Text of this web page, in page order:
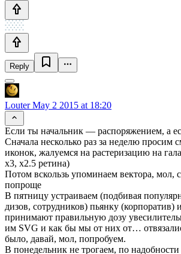
Reply
LouterMay 2 2015 at 18:20
Если ты начальник — распоряжением, а
Сначала несколько раз за неделю просим
иконок, жалуемся на растеризацию на
х3, х2.5 ретина)
Потом вскользь упоминаем вектора, мол,
попроще
В пятницу устраиваем (подбивая
дизов, сотрудников) пьянку (корпоратив)
принимают правильную дозу
им SVG и как бы мы от них от…
было, давай, мол, попробуем.
В понедельник не трогаем, по